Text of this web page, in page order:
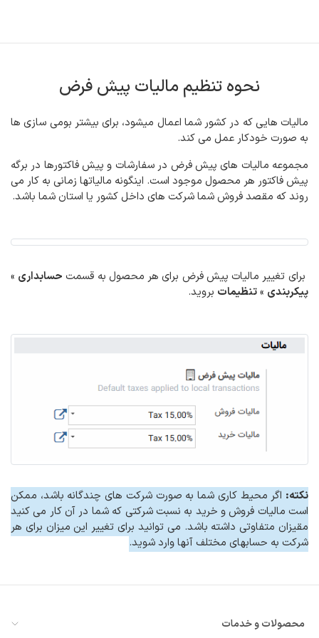
نحوه تنظیم مالیات پیش فرض
مالیات هایی که در کشور شما اعمال میشود، برای بیشتر بومی سازی ها
به صورت خودکار عمل می کند.
مجموعه مالیات های پیش فرض در سفارشات و پیش فاکتورها در برگه
پیش فاکتور هر محصول موجود است. اینگونه مالیاتها زمانی به کار می
روند که مقصد فروش شما شرکت های داخل کشور یا استان شما باشد.
برای تغییر مالیات پیش فرض برای هر محصول به قسمت حسابداری »
پیکربندی »تنظیمات بروید.
نکته: اگر محیط کاری شما به صورت شرکت های چندگانه باشد، ممکن
است مالیات فروش و خرید به نسبت شرکتی که شما در آن کار می کنید
مقیزان متفاوتی داشته باشد. می توانید برای تغییر این میزان برای هر
شرکت به حسابهای مختلف آنها وارد شوید.
محصولات و خدمات